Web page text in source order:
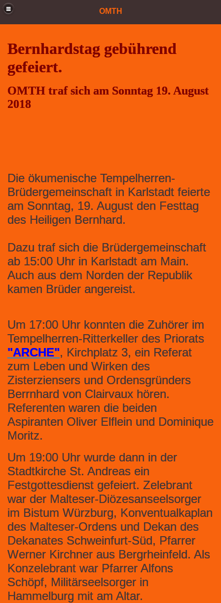
OMTH
Bernhardstag gebührend
gefeiert.
OMTH traf sich am Sonntag 19. August
2018
Die ökumenische Tempelherren-
Brüdergemeinschaft in Karlstadt feierte
am Sonntag, 19. August den Festtag
des Heiligen Bernhard.
Dazu traf sich die Brüdergemeinschaft
ab 15:00 Uhr in Karlstadt am Main.
Auch aus dem Norden der Republik
kamen Brüder angereist.
Um 17:00 Uhr konnten die Zuhörer im
Tempelherren-Ritterkeller des Priorats
"ARCHE", Kirchplatz 3, ein Referat
zum Leben und Wirken des
Zisterziensers und Ordensgründers
Berrnhard von Clairvaux hören.
Referenten waren die beiden
Aspiranten Oliver Elflein und Dominique
Moritz.
Um 19:00 Uhr wurde dann in der
Stadtkirche St. Andreas ein
Festgottesdienst gefeiert. Zelebrant
war der Malteser-Diözesanseelsorger
im Bistum Würzburg, Konventualkaplan
des Malteser-Ordens und Dekan des
Dekanates Schweinfurt-Süd, Pfarrer
Werner Kirchner aus Bergrheinfeld. Als
Konzelebrant war Pfarrer Alfons
Schöpf, Militärseelsorger in
Hammelburg mit am Altar.